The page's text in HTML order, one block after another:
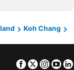
Koh Chang
Facebook
Twitter